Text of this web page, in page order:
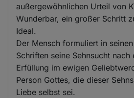
außergewöhnlichen Urteil von
Wunderbar, ein großer Schritt
Ideal.
Der Mensch formuliert in
Schriften seine Sehnsucht
Erfüllung im ewigen
Person Gottes, die dieser
Liebe selbst sei.